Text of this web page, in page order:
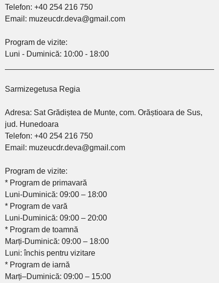
Telefon: +40 254 216 750
Email: muzeucdr.deva@gmail.com
Program de vizite:
Luni - Duminică: 10:00 - 18:00
Sarmizegetusa Regia
Adresa: Sat Grădiștea de Munte, com. Orăștioara de Sus,
jud. Hunedoara
Telefon: +40 254 216 750
Email: muzeucdr.deva@gmail.com
Program de vizite:
* Program de primavară
Luni-Duminică: 09:00 – 18:00
* Program de vară
Luni-Duminică: 09:00 – 20:00
* Program de toamnă
Marți-Duminică: 09:00 – 18:00
Luni: închis pentru vizitare
* Program de iarnă
Marți–Duminică: 09:00 – 15:00